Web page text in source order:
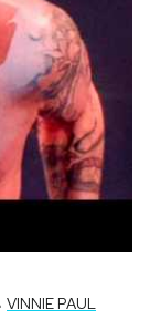
VINNIE PAUL